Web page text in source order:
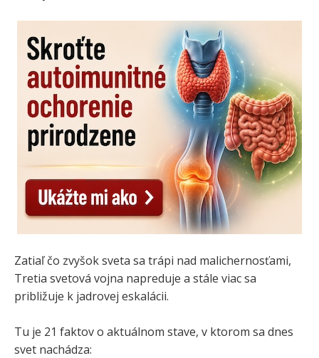
Zatiaľ čo zvyšok sveta sa trápi nad malichernosťami,
Tretia svetová vojna napreduje a stále viac sa
približuje k jadrovej eskalácii.
Tu je 21 faktov o aktuálnom stave, v ktorom sa dnes
svet nachádza: